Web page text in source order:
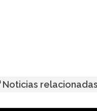
Noticias relacionadas